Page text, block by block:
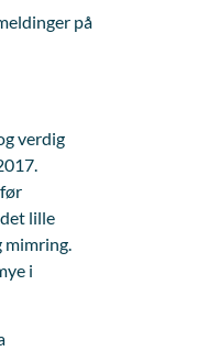
på
verdig
lille
mimring.
i